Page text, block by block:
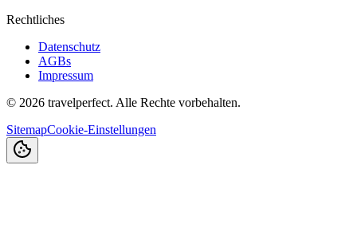
Rechtliches
Datenschutz
AGBs
Impressum
© 2026 travelperfect. Alle Rechte vorbehalten.
SitemapCookie-Einstellungen